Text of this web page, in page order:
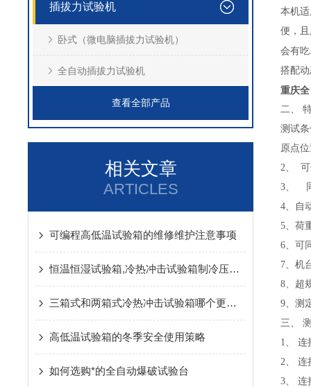
插拔力试验机
卧式（微电脑插拔力试验机）
全自动插拔力试验机
查看全部产品
相关文章
ARTICLES
可编程高低温试验箱的维修维护注意事项
恒温恒湿试验箱,冷热冲击试验箱制冷压缩机的保养
三箱式和两箱式冷热冲击试验箱哪个更好？
高低温试验箱的冬季安全使用策略
如何选购*的全自动爆破试验台
本机
便，
会有
搭配
重庆
二、
测试
原点
2、 可
3、
4、自
5、荷
6、可
7、机
8、超
9、测
三、
1、 连
2、 连
3、 连